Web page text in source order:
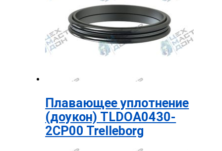
Плавающее уплотнение
(доукон) TLDOA0430-
2CP00 Trelleborg